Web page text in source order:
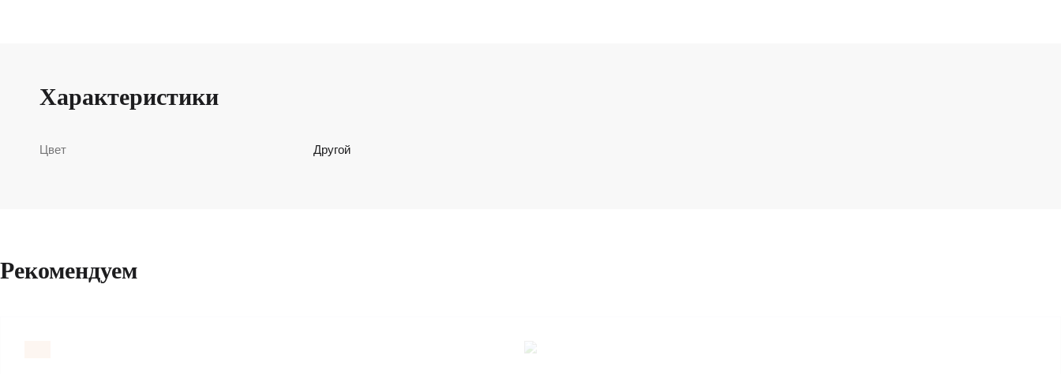
Характеристики
Цвет Другой
Рекомендуем